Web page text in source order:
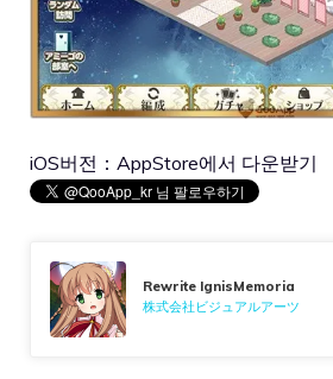
iOS버전： AppStore에서 다운받기
Rewrite IgnisMemoria
株式会社ビジュアルアーツ